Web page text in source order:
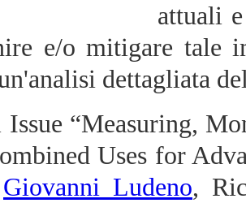
attuali
e/o mitigare tale
dettagliata
“Measuring,
Uses for
Giovanni Ludeno,